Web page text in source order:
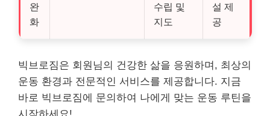
완
화
수립 및
지도
설 제
공
빅브로짐은 회원님의 건강한 삶을 응원하며, 최상의
운동 환경과 전문적인 서비스를 제공합니다. 지금
바로 빅브로짐에 문의하여 나에게 맞는 운동 루틴을